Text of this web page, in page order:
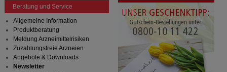
Beratung und Service
Allgemeine Information
Produktberatung
Meldung Arzneimittelrisiken
Zuzahlungsfreie Arzneien
Angebote & Downloads
Newsletter